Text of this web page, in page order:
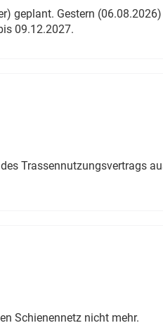
geplant. Gestern
09.12.2027.
Trassennutzungsvertrags
Schienennetz nicht mehr.